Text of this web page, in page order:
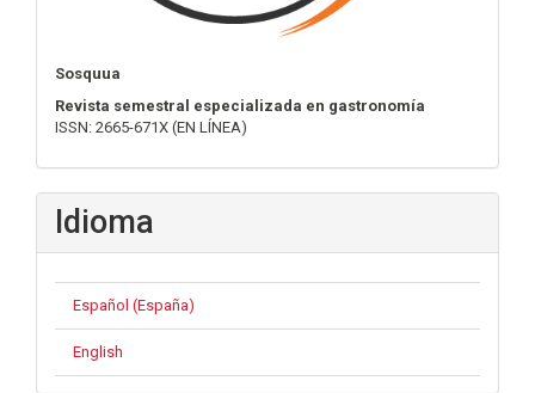
Sosquua
Revista semestral especializada en gastronomía
ISSN: 2665-671X (EN LÍNEA)
Idioma
Español (España)
English